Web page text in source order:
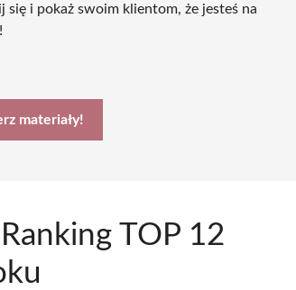
się i pokaż swoim klientom, że jesteś na
materiały!
TOP 12